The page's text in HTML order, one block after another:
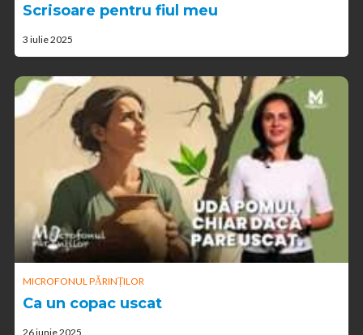
Scrisoare pentru fiul meu
3 iulie 2025
MICROFONUL PĂRINȚILOR
Ca un copac uscat
26 iunie 2025